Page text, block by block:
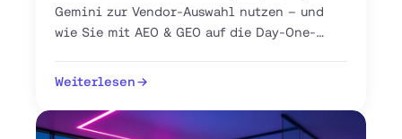
Gemini zur Vendor-Auswahl nutzen – und
wie Sie mit AEO & GEO auf die Day-One-
Weiterlesen